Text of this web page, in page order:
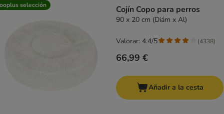
selección Cojín Copo para perros
90 x 20 cm (Diám x Al)
66,99 €
Valorar: 4.4/5 (4338)
Añadir a la cesta